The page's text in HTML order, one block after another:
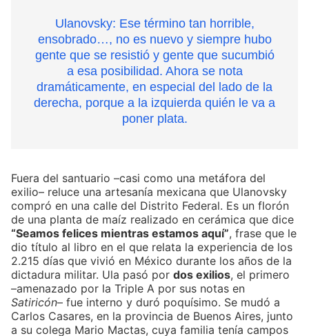
Ulanovsky: Ese término tan horrible,
ensobrado…, no es nuevo y siempre hubo
gente que se resistió y gente que sucumbió
a esa posibilidad. Ahora se nota
dramáticamente, en especial del lado de la
derecha, porque a la izquierda quién le va a
poner plata.
Fuera del santuario –casi como una metáfora del
exilio– reluce una artesanía mexicana que Ulanovsky
compró en una calle del Distrito Federal. Es un florón
de una planta de maíz realizado en cerámica que dice
“Seamos felices mientras estamos aquí”, frase que le
dio título al libro en el que relata la experiencia de los
2.215 días que vivió en México durante los años de la
dictadura militar. Ula pasó por dos exilios, el primero
–amenazado por la Triple A por sus notas en
Satiricón– fue interno y duró poquísimo. Se mudó a
Carlos Casares, en la provincia de Buenos Aires, junto
a su colega Mario Mactas, cuya familia tenía campos